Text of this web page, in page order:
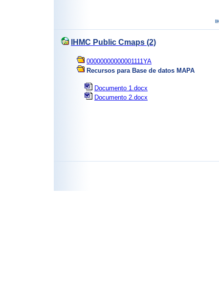
IHMC Public Cmaps (2)
00000000000001111YA
Recursos para Base de datos MAPA
Documento 1.docx
Documento 2.docx